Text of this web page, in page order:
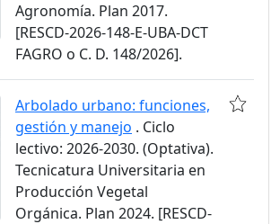
Agronomía. Plan 2017.
[RESCD-2026-148-E-UBA-DCT
FAGRO o C. D. 148/2026].
Arbolado urbano: funciones,
gestión y manejo . Ciclo
lectivo: 2026-2030. (Optativa).
Tecnicatura Universitaria en
Producción Vegetal
Orgánica. Plan 2024. [RESCD-